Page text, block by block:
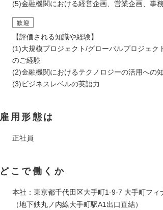
(5)金融機関における経営企画、営業企画、事
歓迎
【評価される知識や経験】
(1)大規模プロジェクト/グローバルプロジェ
のご経験
(2)金融機関におけるテクノロジーの活用への
(3)ビジネスレベルの英語力
雇用形態は
正社員
どこで働くか
本社：東京都千代田区大手町1-9-7 大手町フ
（地下鉄丸ノ内線大手町駅A1出口直結）